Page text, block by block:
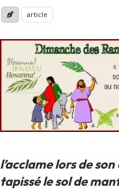
article
l’acclame lors de
tapissé le sol de